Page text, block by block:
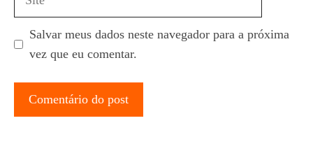
Salvar meus dados neste navegador para a próxima
vez que eu comentar.